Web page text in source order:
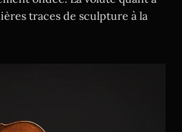
traces de sculpture à la